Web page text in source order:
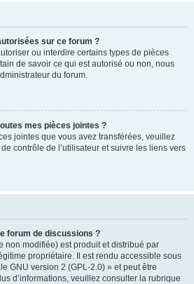
sur ce forum ?
ou interdire certains types de pièces
de savoir ce qui est autorisé ou non, nous
du forum.
mes pièces jointes ?
jointes que vous avez transférées, veuillez
contrôle de l’utilisateur et suivre les liens vers
forum de discussions ?
non modifiée) est produit et distribué par
propriétaire. Il est rendu accessible sous
GNU version 2 (GPL-2.0) » et peut être
d’informations, veuillez consulter la rubrique